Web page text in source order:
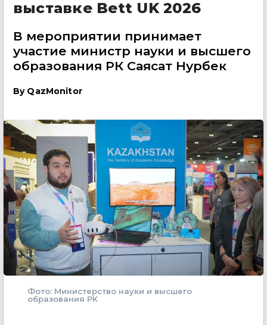
выставке Bett UK 2026
В мероприятии принимает
участие министр науки и высшего
образования РК Саясат Нурбек
By QazMonitor
Фото: Министерство науки и высшего
образования РК